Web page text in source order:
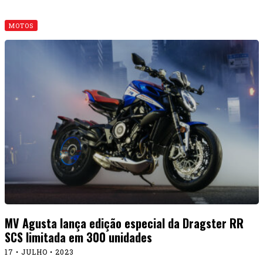
MOTOS
MV Agusta lança edição especial da Dragster RR
SCS limitada em 300 unidades
17 • JULHO • 2023